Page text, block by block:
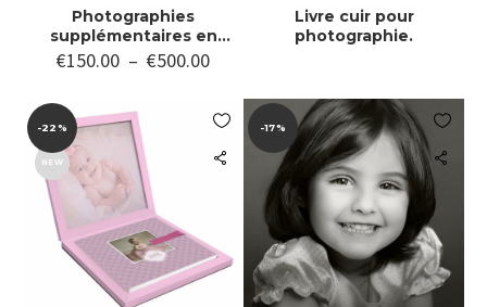
Photographies
supplémentaires en
Haute Définition
€150.00 – €500.00
Livre cuir pour
photographie.

-22%
NEW

-17%